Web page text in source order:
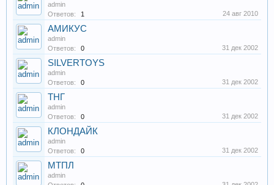
admin
Ответов:
1 24 авг 2010
АМИКУС
admin
Ответов:
0 31 дек 2002
SILVERTOYS
admin
Ответов:
0 31 дек 2002
ТНГ
admin
Ответов:
0 31 дек 2002
КЛОНДАЙК
admin
Ответов:
0 31 дек 2002
МТПЛ
admin